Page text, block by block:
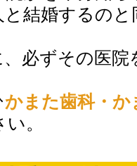
と結婚するの
必ずその医
かまた歯科・
。